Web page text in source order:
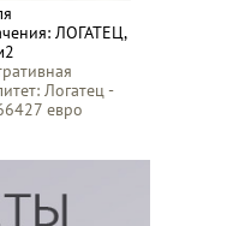
ЛОГАТЕЦ,
Логатец -
евро